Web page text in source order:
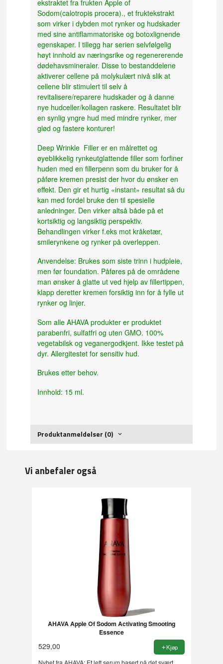
ekstraktet fra frukten Apple of
Sodom(calotropis procera)., et fruktekstrakt
som virker i dybden mot rynker og hudskader
med sine antiflammatoriske og botoxlignende
egenskaper. I tillegg har serien selvfølgelig
høyt innhold av næringsrike og regenererende
dødehavsmineraler. Disse to bestanddelene
aktiverer cellene på molykulært nivå slik at
cellene blir stimulert til selv å
revitalisere/reparere hudskader og å danne
nye hudceller/kollagen raskere. Resultatet blir
en synlig yngre hud med mindre rynker, mer
glød og fastere konturer!
Deep Wrinkle Filler er en målrettet og
øyeblikkelig rynkeutglattende filler som forfiner
huden med en fillerpenn som du bruker for å
påføre kremen presist der hvor du ønsker en
effekt. Den gir et hurtig «instant» resultat så du
kan med fordel bruke den til spesielle
anledninger. Den virker altså både på et
kortsiktig og langsiktig perspektiv.
Behandlingen virker f.eks mot kråketær,
smilerynkene og rynker på overleppen.
Anvendelse: Brukes som siste trinn i hudpleie,
men før foundation. Påføres på de områdene
man ønsker å glatte ut ved hjelp av fillertippen,
klapp deretter kremen forsiktig inn for å fylle ut
rynker og linjer.
Som alle AHAVA produkter er produktet
parabenfri, sulfatfri og uten GMO. 100%
vegetabilsk og veganergodkjent. Ikke testet på
dyr. Allergitestet for sensitiv hud.
Brukes etter behov.
Innhold: 15 ml.
Produktanmeldelser (0)
Vi anbefaler også
AHAVA Apple Of Sodom Activating Smooting
Essence
529,00 Kjøp
Nyhet fra AHAVA: Et lett serum basert på det svært